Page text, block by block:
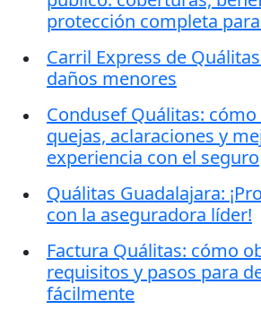
protección completa
Carril Express de
daños menores
Condusef Quálitas:
quejas, aclaraciones y
experiencia con el seguro
Quálitas Guadalajara:
con la aseguradora líder!
Factura Quálitas: cómo
requisitos y pasos para
fácilmente